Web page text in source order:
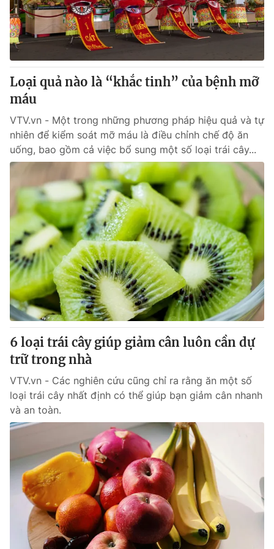
Sản phẩm
Thị trường
Tư vấn
Lịch phát sóng
Chuyên mục khác
Emagazine
Photo Infographic
Shorts video
VTV Money VTV Thể thao
VTV Sức khoẻ Bất động sản
Thị trường 24h Tấm lòng Việt
VTV4 Vươn mình bằng AI
VTV9
Liên hệ tòa soạn English
THỜI BÁO VTV
Theo dõi báo trên
Cơ quan chủ quản: Đài Truyền hình Việt Nam
Cơ quan báo chí:Thời báo VTV
Loại quả nào là “khắc tinh” của bệnh mỡ
máu
VTV.vn - Một trong những phương pháp hiệu quả và tự
nhiên để kiểm soát mỡ máu là điều chỉnh chế độ ăn
uống, bao gồm cả việc bổ sung một số loại trái cây...
6 loại trái cây giúp giảm cân luôn cần dự
trữ trong nhà
VTV.vn - Các nghiên cứu cũng chỉ ra rằng ăn một số
loại trái cây nhất định có thể giúp bạn giảm cân nhanh
và an toàn.